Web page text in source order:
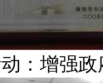
：增强